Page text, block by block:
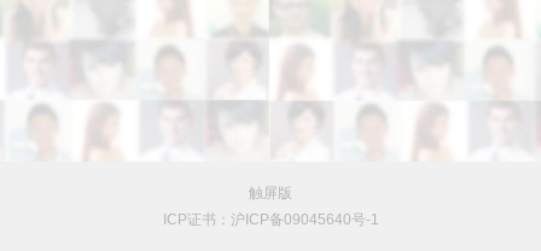
触屏版
ICP证书：沪ICP备09045640号-1